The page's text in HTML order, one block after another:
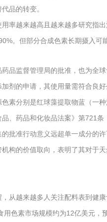
品的转变。
率越来越高且越来越多研究指
。但部分合成色素长期摄入
品监督管理局的批准，也为全
剂的申请，其使用量需符合良
素分别是红球藻提取物蓝（一
、药品和化妆品法案》第721
批准行动意义远超单一成分的
构的价值取向，表明了其对于
从越来越多人关注配料表到健
用色素市场规模约为12亿美元